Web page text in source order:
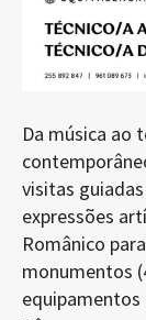
Da música ao
visitas
expressões
Românico
monumentos
equipamentos